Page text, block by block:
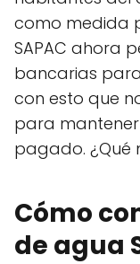
como medida
SAPAC ahora
bancarias
con esto que
para
pagado. ¿Qué
Cómo
de agua